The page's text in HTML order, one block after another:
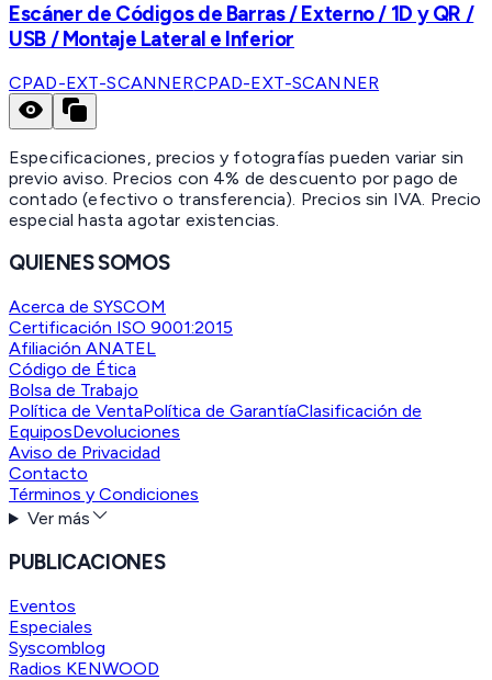
Escáner de Códigos de Barras / Externo / 1D y QR /
USB / Montaje Lateral e Inferior
CPAD-EXT-SCANNERCPAD-EXT-SCANNER
Especificaciones, precios y fotografías pueden variar sin
previo aviso. Precios con 4% de descuento por pago de
contado (efectivo o transferencia). Precios sin IVA. Precio
especial hasta agotar existencias.
QUIENES SOMOS
Acerca de SYSCOM
Certificación ISO 9001:2015
Afiliación ANATEL
Código de Ética
Bolsa de Trabajo
Política de VentaPolítica de GarantíaClasificación de
EquiposDevoluciones
Aviso de Privacidad
Contacto
Términos y Condiciones
Ver más
PUBLICACIONES
Eventos
Especiales
Syscomblog
Radios KENWOOD